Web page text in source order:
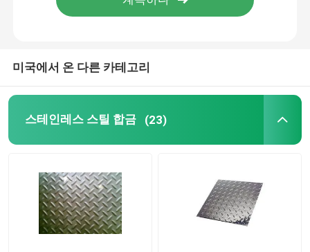
합금 강 시트
합금 강 코일
합금 강 철근
미국에서 온 다른 카테고리
스테인레스 스틸 합금 (23)